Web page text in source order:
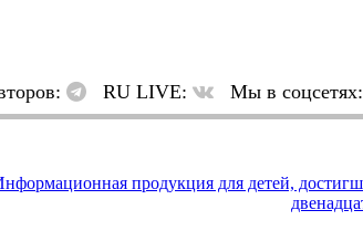
RU LIVE: Мы в соцсетях: